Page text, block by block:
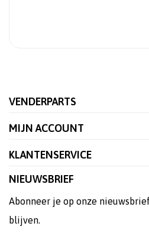
VENDERPARTS
MIJN ACCOUNT
KLANTENSERVICE
NIEUWSBRIEF
Abonneer je op onze
blijven.